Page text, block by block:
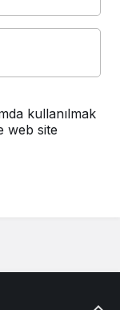
kullanılmak
web site